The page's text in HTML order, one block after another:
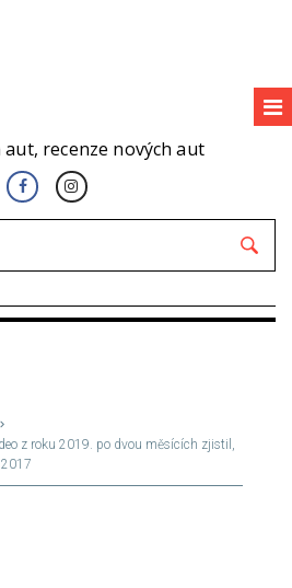
recenze nových aut
z roku 2019. po dvou měsících zjistil,
2017